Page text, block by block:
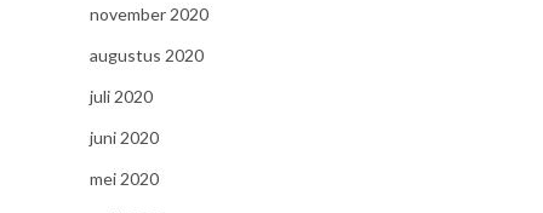
november 2020
augustus 2020
juli 2020
juni 2020
mei 2020